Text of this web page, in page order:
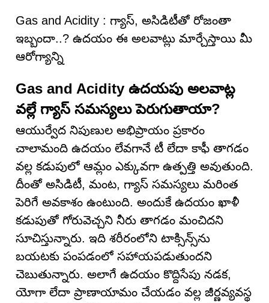
Gas and Acidity : గ్యాస్, అసిడిటీతో రోజంతా
ఇబ్బందా..? ఉదయం ఈ అలవాట్లు మార్చేస్తాయి మీ
ఆరోగ్యాన్ని
Gas and Acidity ఉదయపు అలవాట్ల
వల్లే గ్యాస్ సమస్యలు పెరుగుతాయా?
ఆయుర్వేద నిపుణుల అభిప్రాయం ప్రకారం
చాలామంది ఉదయం లేవగానే టీ లేదా కాఫీ తాగడం
వల్ల కడుపులో ఆమ్లం ఎక్కువగా ఉత్పత్తి అవుతుంది.
దీంతో అసిడిటీ, మంట, గ్యాస్ సమస్యలు మరింత
పెరిగే అవకాశం ఉంటుంది. అందుకే ఉదయం ఖాళీ
కడుపుతో గోరువెచ్చని నీరు తాగడం మంచిదని
సూచిస్తున్నారు. ఇది శరీరంలోని టాక్సిన్స్‌ను
బయటకు పంపడంలో సహాయపడుతుందని
చెబుతున్నారు. అలాగే ఉదయం కొద్దిసేపు నడక,
యోగా లేదా ప్రాణాయామం చేయడం వల్ల జీర్ణవ్యవస్థ